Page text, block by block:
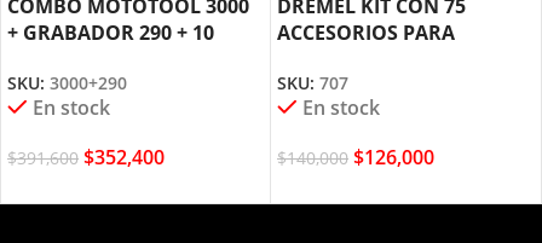
COMBO MOTOTOOL 3000
+ GRABADOR 290 + 10
SKU: 3000+290
En stock
$391,600 $352,400
DREMEL KIT CON 75
ACCESORIOS PARA
SKU: 707
En stock
$140,000 $126,000